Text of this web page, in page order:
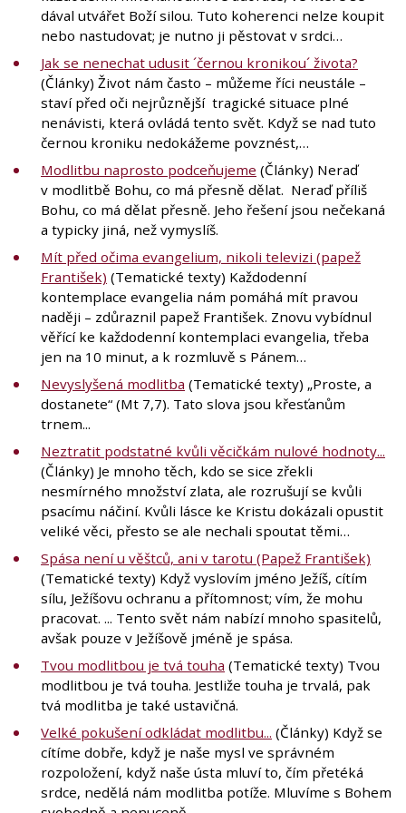
dával utvářet Boží silou. Tuto koherenci nelze koupit
nebo nastudovat; je nutno ji pěstovat v srdci…
Jak se nenechat udusit ´černou kronikou´ života?
(Články) Život nám často – můžeme říci neustále –
staví před oči nejrůznější tragické situace plné
nenávisti, která ovládá tento svět. Když se nad tuto
černou kroniku nedokážeme povznést,…
Modlitbu naprosto podceňujeme (Články) Neraď
v modlitbě Bohu, co má přesně dělat. Neraď příliš
Bohu, co má dělat přesně. Jeho řešení jsou nečekaná
a typicky jiná, než vymyslíš.
Mít před očima evangelium, nikoli televizi (papež
František) (Tematické texty) Každodenní
kontemplace evangelia nám pomáhá mít pravou
naději – zdůraznil papež František. Znovu vybídnul
věřící ke každodenní kontemplaci evangelia, třeba
jen na 10 minut, a k rozmluvě s Pánem…
Nevyslyšená modlitba (Tematické texty) „Proste, a
dostanete“ (Mt 7,7). Tato slova jsou křesťanům
trnem...
Neztratit podstatné kvůli věcičkám nulové hodnoty...
(Články) Je mnoho těch, kdo se sice zřekli
nesmírného množství zlata, ale rozrušují se kvůli
psacímu náčiní. Kvůli lásce ke Kristu dokázali opustit
veliké věci, přesto se ale nechali spoutat těmi…
Spása není u věštců, ani v tarotu (Papež František)
(Tematické texty) Když vyslovím jméno Ježíš, cítím
sílu, Ježíšovu ochranu a přítomnost; vím, že mohu
pracovat. ... Tento svět nám nabízí mnoho spasitelů,
avšak pouze v Ježíšově jméně je spása.
Tvou modlitbou je tvá touha (Tematické texty) Tvou
modlitbou je tvá touha. Jestliže touha je trvalá, pak
tvá modlitba je také ustavičná.
Velké pokušení odkládat modlitbu... (Články) Když se
cítíme dobře, když je naše mysl ve správném
rozpoložení, když naše ústa mluví to, čím přetéká
srdce, nedělá nám modlitba potíže. Mluvíme s Bohem